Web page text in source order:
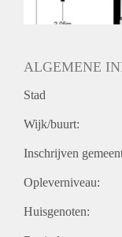
ALGEMENE
Stad
Wijk/buurt:
Inschrijven
Opleverniveau:
Huisgenoten: